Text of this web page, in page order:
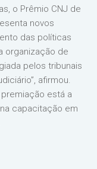
o Prêmio CNJ de
novos
das políticas
organização de
pelos tribunais
afirmou.
está a
capacitação em